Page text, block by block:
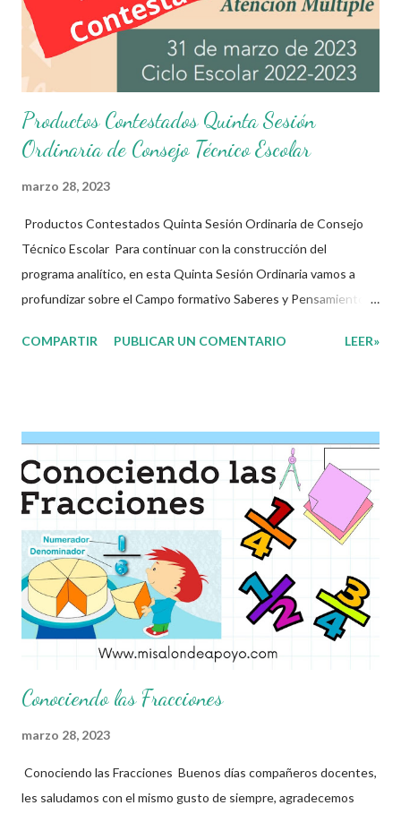
Productos Contestados Quinta Sesión
Ordinaria de Consejo Técnico Escolar
marzo 28, 2023
Productos Contestados Quinta Sesión Ordinaria de Consejo
Técnico Escolar Para continuar con la construcción del
programa analítico, en esta Quinta Sesión Ordinaria vamos a
profundizar sobre el Campo formativo Saberes y Pensamiento
especificidades, los contenidos y los procesos de desarrollo de
Consejo Técnico Escolar y Taller Intensivo de Formación
Continua para Docentes del presente ciclo escolar, con el fin de
recordar la ruta definida para avanzar en la construcción del
programa analítico. En segundo término, se presentan las
orientaciones para desarrollar la Quinta Sesión Ordinaria del
Consejo Técnico Escolar y Taller Intensivo de Formación
Continua para Docentes centradas en la apropiación del Campo
formativo Saberes y Pensamiento Científico Obté...
COMPARTIR PUBLICAR UN COMENTARIO LEER»
Conociendo las Fracciones
marzo 28, 2023
Conociendo las Fracciones Buenos días compañeros docentes,
les saludamos con el mismo gusto de siempre, agradecemos